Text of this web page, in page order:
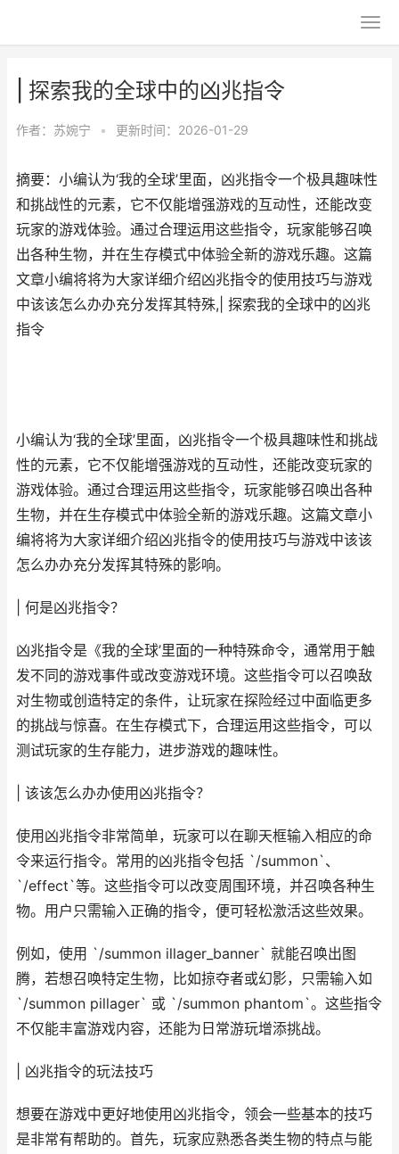
| 探索我的全球中的凶兆指令
作者： 苏婉宁 • 更新时间：2026-01-29
摘要：小编认为‘我的全球’里面，凶兆指令一个极具趣味性
和挑战性的元素，它不仅能增强游戏的互动性，还能改变
玩家的游戏体验。通过合理运用这些指令，玩家能够召唤
出各种生物，并在生存模式中体验全新的游戏乐趣。这篇
文章小编将将为大家详细介绍凶兆指令的使用技巧与游戏
中该该怎么办办充分发挥其特殊,| 探索我的全球中的凶兆
指令
小编认为‘我的全球’里面，凶兆指令一个极具趣味性和挑战
性的元素，它不仅能增强游戏的互动性，还能改变玩家的
游戏体验。通过合理运用这些指令，玩家能够召唤出各种
生物，并在生存模式中体验全新的游戏乐趣。这篇文章小
编将将为大家详细介绍凶兆指令的使用技巧与游戏中该该
怎么办办充分发挥其特殊的影响。
| 何是凶兆指令？
凶兆指令是《我的全球’里面的一种特殊命令，通常用于触
发不同的游戏事件或改变游戏环境。这些指令可以召唤敌
对生物或创造特定的条件，让玩家在探险经过中面临更多
的挑战与惊喜。在生存模式下，合理运用这些指令，可以
测试玩家的生存能力，进步游戏的趣味性。
| 该该怎么办办使用凶兆指令？
使用凶兆指令非常简单，玩家可以在聊天框输入相应的命
令来运行指令。常用的凶兆指令包括 `/summon`、
`/effect`等。这些指令可以改变周围环境，并召唤各种生
物。用户只需输入正确的指令，便可轻松激活这些效果。
例如，使用 `/summon illager_banner` 就能召唤出图
腾，若想召唤特定生物，比如掠夺者或幻影，只需输入如
`/summon pillager` 或 `/summon phantom`。这些指令
不仅能丰富游戏内容，还能为日常游玩增添挑战。
| 凶兆指令的玩法技巧
想要在游戏中更好地使用凶兆指令，领会一些基本的技巧
是非常有帮助的。首先，玩家应熟悉各类生物的特点与能